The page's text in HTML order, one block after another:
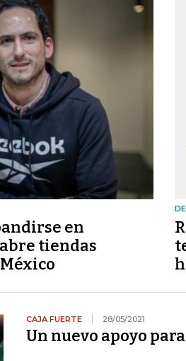
en
tiendas
CAJA FUERTE 28/05/2021
Un nuevo apoyo